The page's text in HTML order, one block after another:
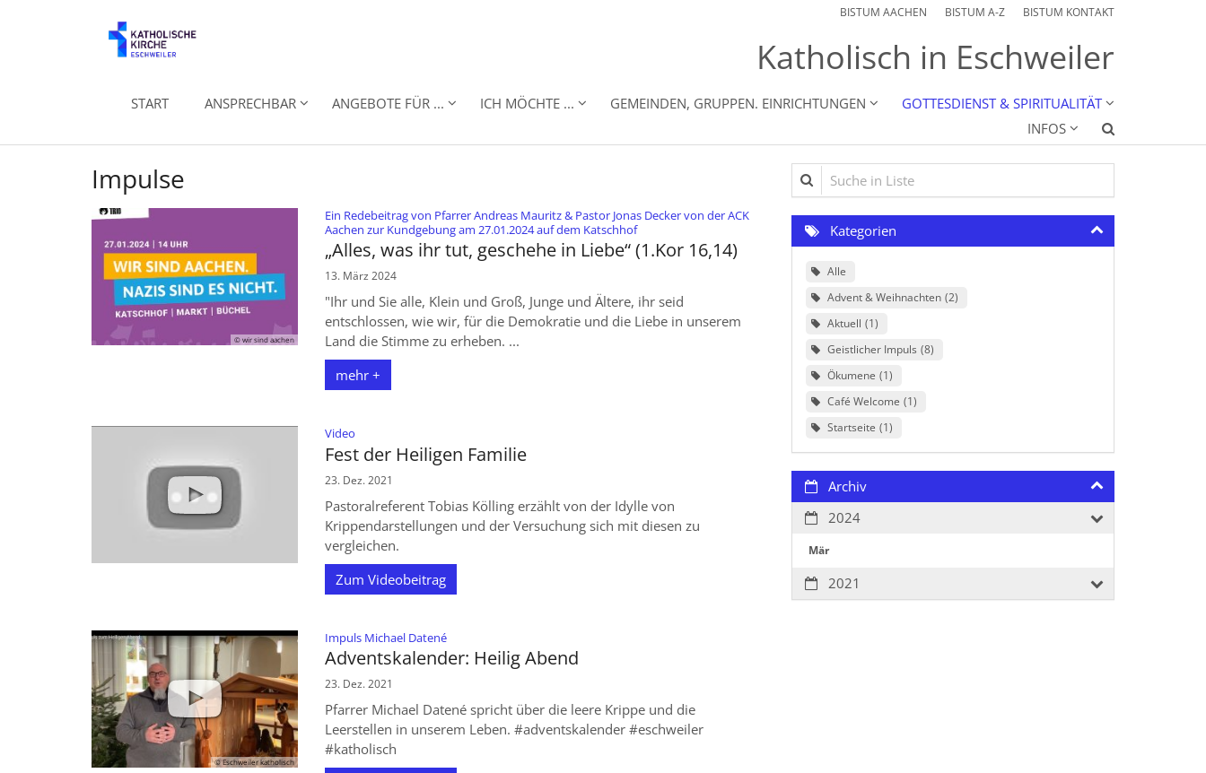
BISTUM AACHEN BISTUM A-Z BISTUM KONTAKT
Katholisch in Eschweiler
START ANSPRECHBAR ANGEBOTE FÜR ... ICH MÖCHTE ... GEMEINDEN, GRUPPEN. EINRICHTUNGEN
GOTTESDIENST & SPIRITUALITÄT
INFOS
Impulse
© wir sind aachen
Ein Redebeitrag von Pfarrer Andreas Mauritz & Pastor Jonas Decker von der ACK
Aachen zur Kundgebung am 27.01.2024 auf dem Katschhof:
„Alles, was ihr tut, geschehe in Liebe“ (1.Kor 16,14)
13. März 2024
"Ihr und Sie alle, Klein und Groß, Junge und Ältere, ihr seid
entschlossen, wie wir, für die Demokratie und die Liebe in unserem
Land die Stimme zu erheben. ...
mehr +
Video
Fest der Heiligen Familie
23. Dez. 2021
Pastoralreferent Tobias Kölling erzählt von der Idylle von
Krippendarstellungen und der Versuchung sich mit diesen zu
vergleichen.
Zum Videobeitrag
© Eschweiler katholisch
Impuls Michael Datené:
Adventskalender: Heilig Abend
23. Dez. 2021
Pfarrer Michael Datené spricht über die leere Krippe und die
Leerstellen in unserem Leben. #adventskalender #eschweiler
#katholisch
Suche in Liste
Kategorien
Alle
Advent & Weihnachten 2
Aktuell 1
Geistlicher Impuls 8
Ökumene 1
Café Welcome 1
Startseite 1
Archiv
2024
Mär
2021